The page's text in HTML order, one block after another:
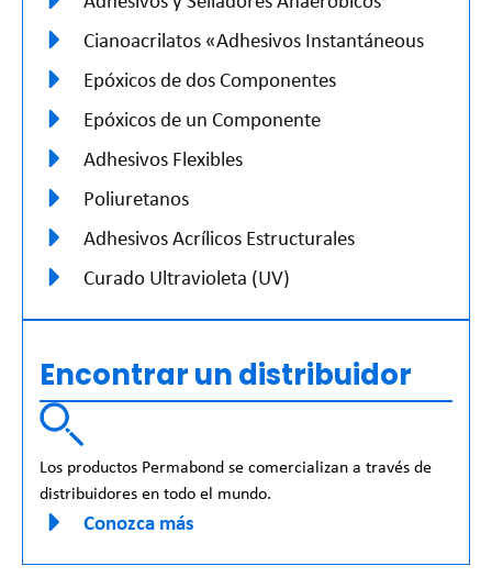
Cianoacrilatos «Adhesivos Instantáneous
Epóxicos de dos Componentes
Epóxicos de un Componente
Adhesivos Flexibles
Poliuretanos
Adhesivos Acrílicos Estructurales
Curado Ultravioleta (UV)
Encontrar un distribuidor
Los productos Permabond se comercializan a través de
distribuidores en todo el mundo.
Conozca más